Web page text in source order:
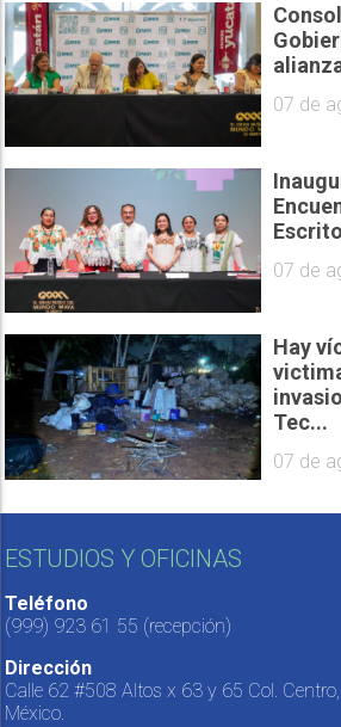
07 de
07 de
Hay
Tec...
07 de
ESTUDIOS Y OFICINAS
Teléfono
(999) 923 61 55 (recepción)
Dirección
Calle 62 #508 Altos x 63 y 65 Col.
México.